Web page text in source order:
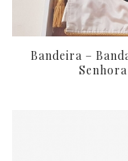
Bandeira –